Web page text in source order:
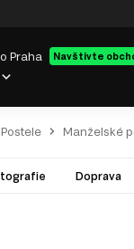
Praha Navštivte
Postele Manželské
Doprava